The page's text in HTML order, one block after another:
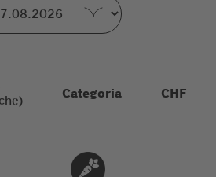
Categoria CHF